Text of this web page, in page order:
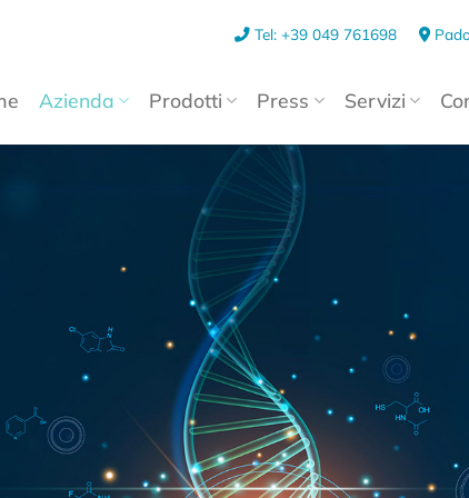
Tel: +39 049 761698
Azienda Prodotti Press Servizi